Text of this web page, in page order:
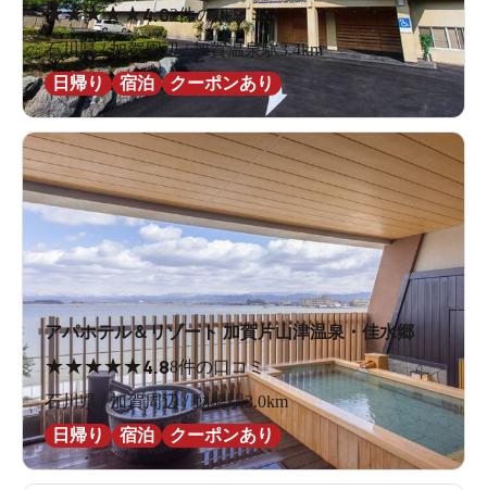
★★★★★4.02件の口コミ
石川県 / 加賀周辺 / 加賀温泉駅3.4km
日帰り
宿泊 クーポンあり
アパホテル＆リゾート 加賀片山津温泉・佳水郷
★★★★★4.88件の口コミ
石川県 / 加賀周辺 / 動橋駅3.0km
日帰り
宿泊 クーポンあり